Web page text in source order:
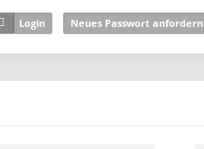
Login Neues Passwort anfordern